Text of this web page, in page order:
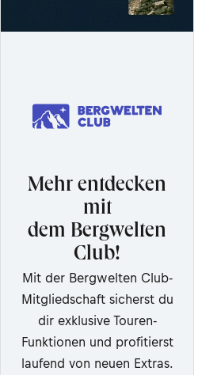
Mehr entdecken
mit
dem Bergwelten
Club!
Mit der Bergwelten Club-
Mitgliedschaft sicherst du
dir exklusive Touren-
Funktionen und profitierst
laufend von neuen Extras.